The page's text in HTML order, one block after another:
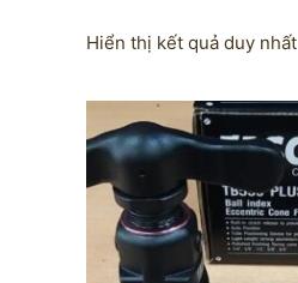
Hiển thị kết quả duy nhất